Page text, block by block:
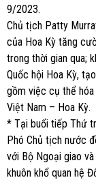
9/2023.
Chủ tịch Patty
của Hoa Kỳ tăng
trong thời gian qua;
Quốc hội Hoa Kỳ,
gồm việc cụ thể
Việt Nam – Hoa Kỳ.
* Tại buổi tiếp Thứ
Phó Chủ tịch nước
với Bộ Ngoại giao
khuôn khổ quan hệ